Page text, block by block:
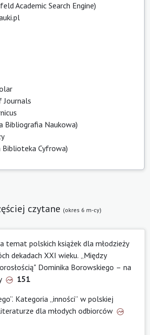
Academic Search Engine)
Journals
Bibliografia Naukowa)
Biblioteka Cyfrowa)
czytane (okres 6 m-cy)
temat polskich książek dla młodzieży
dekadach XXI wieku. „Między
Dominika Borowskiego – na
151
Kategoria „inności” w polskiej
wielokulturowej literaturze dla młodych odbiorców